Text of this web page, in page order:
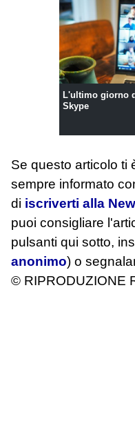
L'ultimo giorno
Skype
Se questo articolo ti
sempre informato
di iscriverti alla
puoi consigliare
pulsanti qui sotto,
anonimo) o
© RIPRODUZIONE